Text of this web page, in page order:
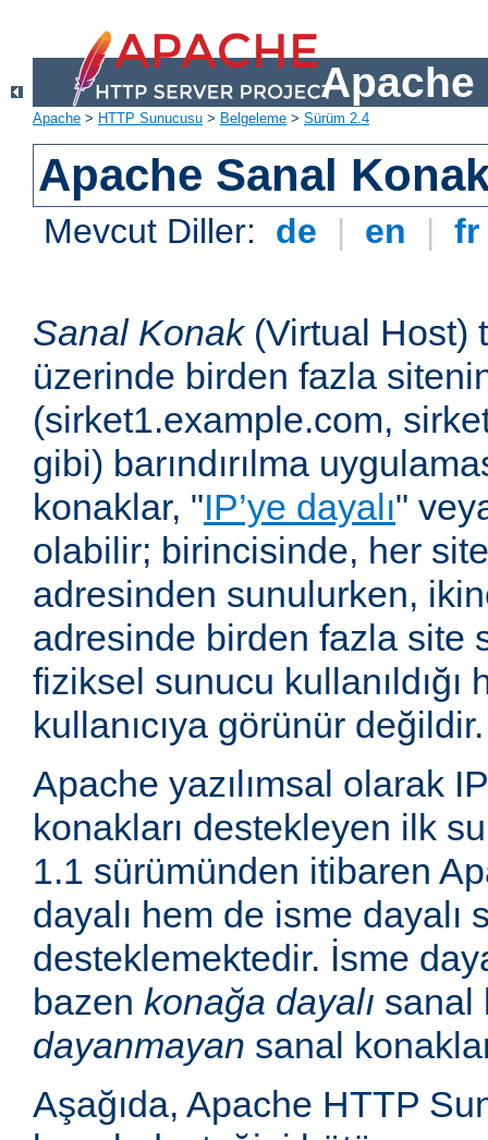
Apache
Apache > HTTP Sunucusu > Belgeleme > Sürüm 2.4
Apache Sanal
Mevcut Diller: de | en |
Sanal Konak(Virtual Host)
üzerinde birden fazla
(sirket1.example.com,
gibi) barındırılma
konaklar, "IP’ye dayalı"
olabilir; birincisinde, her
adresinden sunulurken,
adresinde birden fazla site
fiziksel sunucu
kullanıcıya görünür değildir.
Apache yazılımsal olarak
konakları destekleyen ilk
1.1 sürümünden itibaren
dayalı hem de isme dayalı
desteklemektedir. İsme
bazen konağa dayalı sanal
dayanmayan sanal
Aşağıda, Apache HTTP